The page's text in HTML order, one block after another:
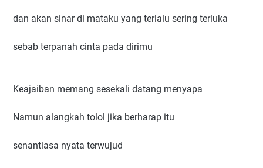
dan akan sinar di mataku yang terlalu sering terluka
sebab terpanah cinta pada dirimu
Keajaiban memang sesekali datang menyapa
Namun alangkah tolol jika berharap itu
senantiasa nyata terwujud